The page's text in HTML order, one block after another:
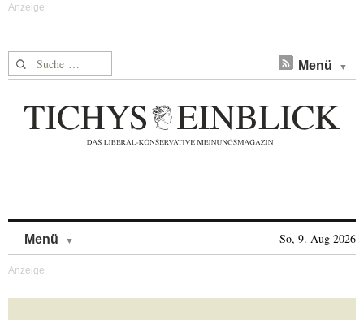
Suche nach: Menü
Menü So, 9. Aug 2026